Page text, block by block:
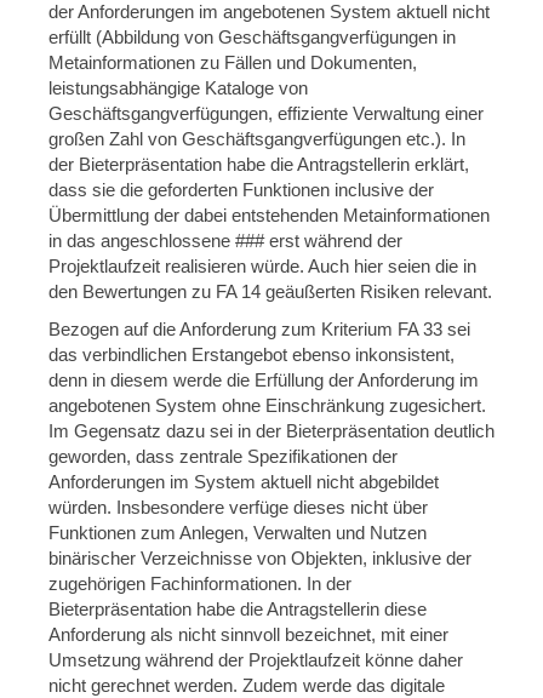
der Anforderungen im angebotenen System aktuell nicht
erfüllt (Abbildung von Geschäftsgangverfügungen in
Metainformationen zu Fällen und Dokumenten,
leistungsabhängige Kataloge von
Geschäftsgangverfügungen, effiziente Verwaltung einer
großen Zahl von Geschäftsgangverfügungen etc.). In
der Bieterpräsentation habe die Antragstellerin erklärt,
dass sie die geforderten Funktionen inclusive der
Übermittlung der dabei entstehenden Metainformationen
in das angeschlossene ### erst während der
Projektlaufzeit realisieren würde. Auch hier seien die in
den Bewertungen zu FA 14 geäußerten Risiken relevant.
Bezogen auf die Anforderung zum Kriterium FA 33 sei
das verbindlichen Erstangebot ebenso inkonsistent,
denn in diesem werde die Erfüllung der Anforderung im
angebotenen System ohne Einschränkung zugesichert.
Im Gegensatz dazu sei in der Bieterpräsentation deutlich
geworden, dass zentrale Spezifikationen der
Anforderungen im System aktuell nicht abgebildet
würden. Insbesondere verfüge dieses nicht über
Funktionen zum Anlegen, Verwalten und Nutzen
binärischer Verzeichnisse von Objekten, inklusive der
zugehörigen Fachinformationen. In der
Bieterpräsentation habe die Antragstellerin diese
Anforderung als nicht sinnvoll bezeichnet, mit einer
Umsetzung während der Projektlaufzeit könne daher
nicht gerechnet werden. Zudem werde das digitale